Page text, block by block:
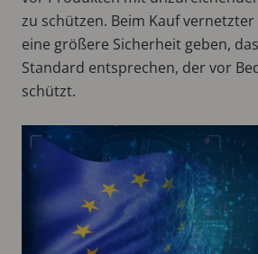
zu schützen. Beim Kauf vernetzter
eine größere Sicherheit geben,
Standard entsprechen, der vor
schützt.